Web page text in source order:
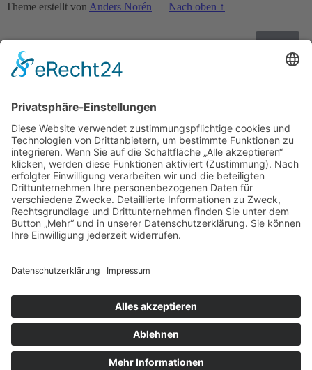
Theme erstellt von Anders Norén — Nach oben ↑
Immer noch auf der Suche nach einer
Strategie?!?
Hast du keine Lust mehr, von einer Strategie zur nächsten zu
springen? 🦘
Möchtest du einfach nur eine Strategie, die für dich funktioniert
💪, und mit der du erfolgreich dein Geld 🤑 in Aktien anlegen
kannst?
Wir haben unsere bewährte Strategie für dich auf wenigen Seiten
👇Das Beste ist du kannst sie dirkostenlos herunterladen👇